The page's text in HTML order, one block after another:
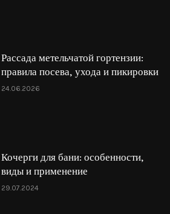
Рассада метельчатой гортензии:
правила посева, ухода и пикировки
24.06.2026
Кочерги для бани: особенности,
виды и применение
29.07.2024